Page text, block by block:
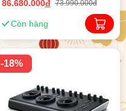
86.680.000đ 73.990.000đ
Còn hàng
-18%